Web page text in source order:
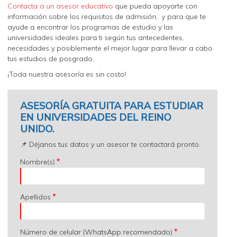
Contacta a un asesor educativo que pueda apoyarte con
información sobre los requisitos de admisión, y para que te
ayude a encontrar los programas de estudio y las
universidades ideales para ti según tus antecedentes,
necesidades y posiblemente el mejor lugar para llevar a cabo
tus estudios de posgrado.
¡Toda nuestra asesoría es sin costo!
ASESORÍA GRATUITA PARA ESTUDIAR
EN UNIVERSIDADES DEL REINO
UNIDO.
📌 Déjanos tus datos y un asesor te contactará pronto.
Nombre(s)
Apellidos
Número de celular (WhatsApp recomendado)